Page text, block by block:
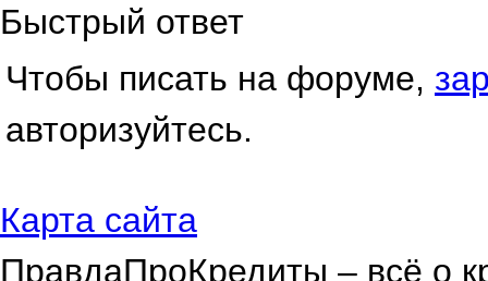
Быстрый ответ
Чтобы писать на форуме,
авторизуйтесь.
Карта сайта
ПравдаПроКредиты – всё о